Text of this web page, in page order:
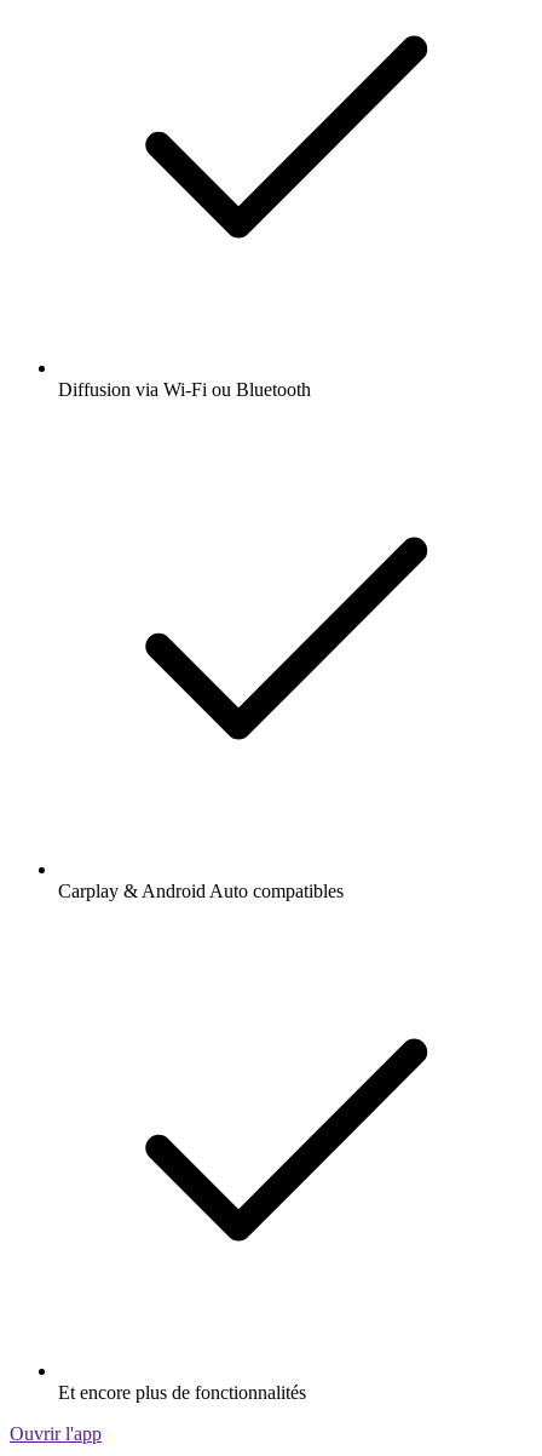
Diffusion via Wi-Fi ou Bluetooth
Carplay & Android Auto compatibles
Et encore plus de fonctionnalités
Ouvrir l'app